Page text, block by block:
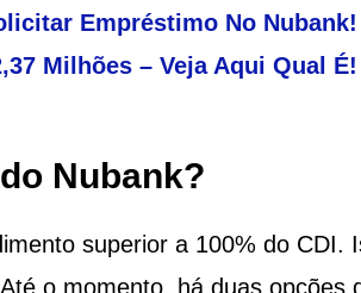
Empréstimo No Nubank!
Milhões – Veja Aqui Qual É!
Nubank?
superior a 100% do CDI.
o momento, há duas opções